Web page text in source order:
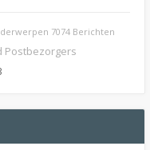
7074 Berichten
Postbezorgers